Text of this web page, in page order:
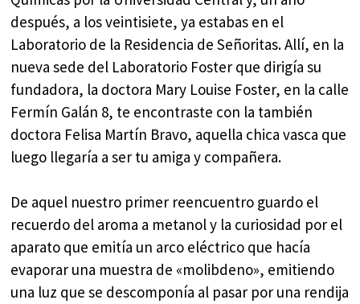
después, a los veintisiete, ya estabas en el
Laboratorio de la Residencia de Señoritas. Allí, en la
nueva sede del Laboratorio Foster que dirigía su
fundadora, la doctora Mary Louise Foster, en la calle
Fermín Galán 8, te encontraste con la también
doctora Felisa Martín Bravo, aquella chica vasca que
luego llegaría a ser tu amiga y compañera.
De aquel nuestro primer reencuentro guardo el
recuerdo del aroma a metanol y la curiosidad por el
aparato que emitía un arco eléctrico que hacía
evaporar una muestra de «molibdeno», emitiendo
una luz que se descomponía al pasar por una rendija